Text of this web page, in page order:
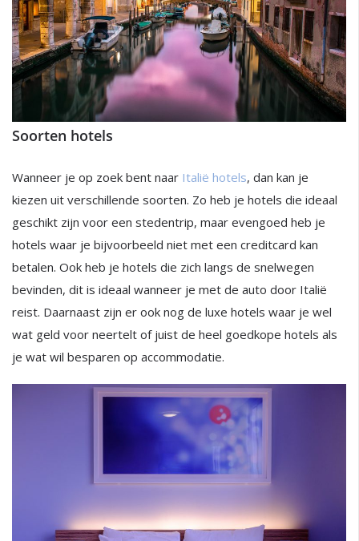
Soorten hotels
Wanneer je op zoek bent naar Italië hotels, dan kan je
kiezen uit verschillende soorten. Zo heb je hotels die ideaal
geschikt zijn voor een stedentrip, maar evengoed heb je
hotels waar je bijvoorbeeld niet met een creditcard kan
betalen. Ook heb je hotels die zich langs de snelwegen
bevinden, dit is ideaal wanneer je met de auto door Italië
reist. Daarnaast zijn er ook nog de luxe hotels waar je wel
wat geld voor neertelt of juist de heel goedkope hotels als
je wat wil besparen op accommodatie.